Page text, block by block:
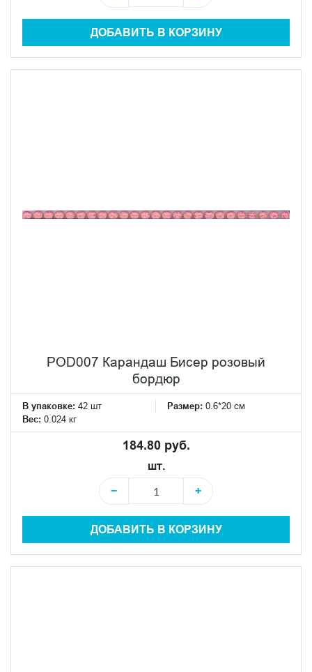
ДОБАВИТЬ В КОРЗИНУ
POD007 Карандаш Бисер розовый
бордюр
В упаковке: 42 шт Размер: 0.6*20 см
Вес: 0.024 кг
184.80 руб.
шт.
−
+
ДОБАВИТЬ В КОРЗИНУ